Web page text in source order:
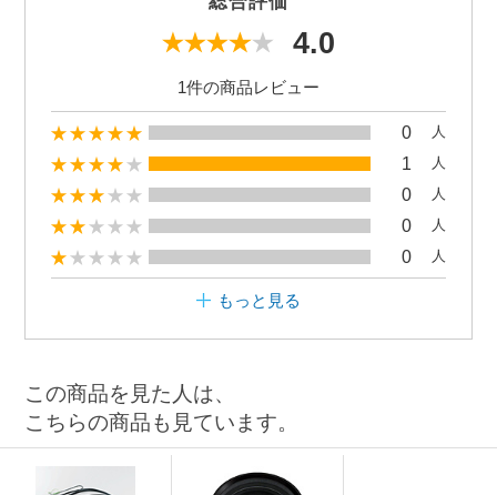
4.0
1件の商品レビュー
0 人
1 人
0 人
0 人
0 人
もっと見る
この商品を見た人は、
こちらの商品も見ています。